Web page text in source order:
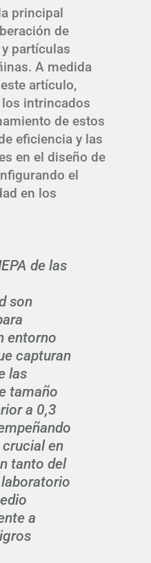
principal
de
partículas
A medida
artículo,
intrincados
de estos
eficiencia y las
en el diseño de
el
en los
de las
son
entorno
capturan
las
tamaño
a 0,3
en
tanto del
a